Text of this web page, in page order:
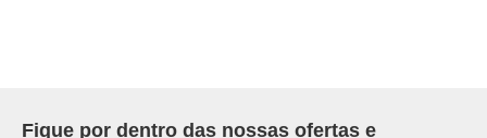
Fique por dentro das nossas ofertas e